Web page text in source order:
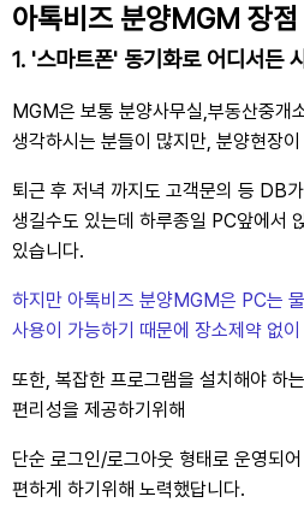
아톡비즈 분양MGM 장점
1. '스마트폰' 동기화로 어디서든
MGM은 보통 분양사무실,부동산중개
생각하시는 분들이 많지만, 분양현장
퇴근 후 저녁 까지도 고객문의 등 DB
생길수도 있는데 하루종일 PC앞에서
있습니다.
하지만 아톡비즈 분양MGM은 PC는
사용이 가능하기 때문에 장소제약 없
또한, 복잡한 프로그램을 설치해야 하
편리성을 제공하기위해
단순 로그인/로그아웃 형태로 운영되
편하게 하기위해 노력했답니다.